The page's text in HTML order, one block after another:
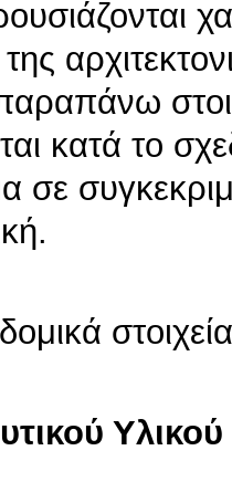
κατά το
σε
Υλικού